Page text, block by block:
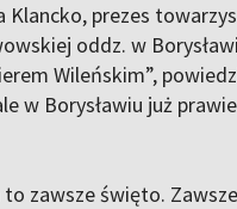
Klancko, prezes
oddz. w
Wileńskim”,
w Borysławiu już
zawsze święto.